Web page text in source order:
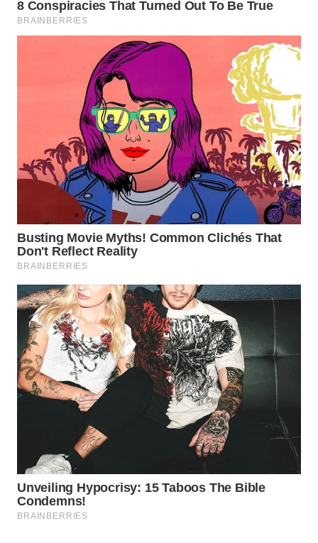
KONSUMEN
WAHANA
TV
WAHANANEWS
WAHANANEWS
CO ID
WAHANANEWS
NET
WAHANA
SPORT
WAHANA
SELEB
WAHANA